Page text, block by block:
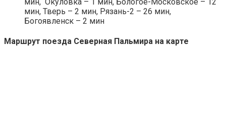
мин, Тверь – 2 мин, Рязань-2 – 26 мин,
Богоявленск – 2 мин
Маршрут поезда Северная Пальмира на карте